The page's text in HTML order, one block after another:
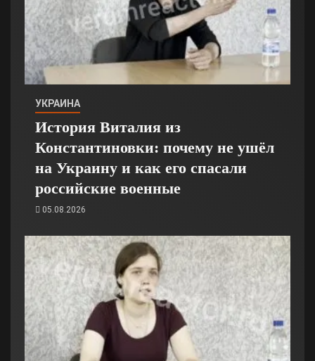
УКРАИНА
История Виталия из
Константиновки: почему не ушёл
на Украину и как его спасали
российские военные
05.08.2026